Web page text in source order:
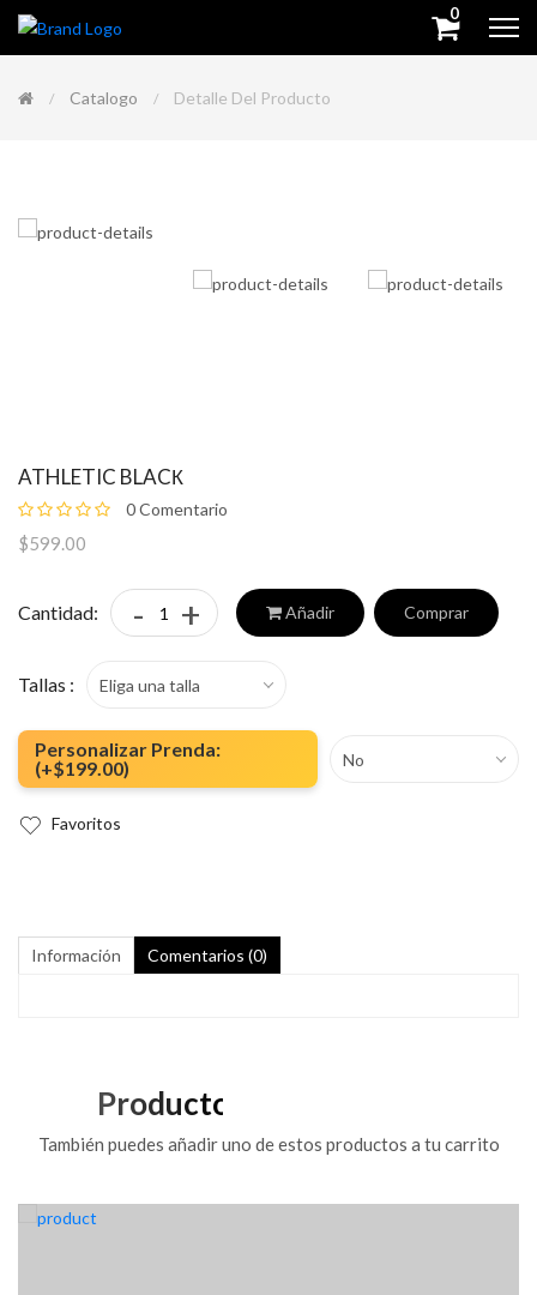
0
Catalogo Detalle Del Producto
ATHLETIC BLACК
0 Comentario
$599.00
Cantidad: - + Añadir Comprar
Tallas : Eliga una talla
Personalizar Prenda:
(+$199.00)
No
Favoritos
Información Comentarios (0)
Productos Relacionados
También puedes añadir uno de estos productos a tu carrito